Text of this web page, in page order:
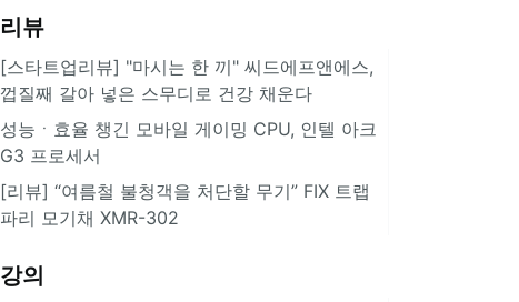
리뷰
[스타트업리뷰] "마시는 한 끼" 씨드에프앤에스,
껍질째 갈아 넣은 스무디로 건강 채운다
성능ㆍ효율 챙긴 모바일 게이밍 CPU, 인텔 아크
G3 프로세서
[리뷰] “여름철 불청객을 처단할 무기” FIX 트랩
파리 모기채 XMR-302
강의